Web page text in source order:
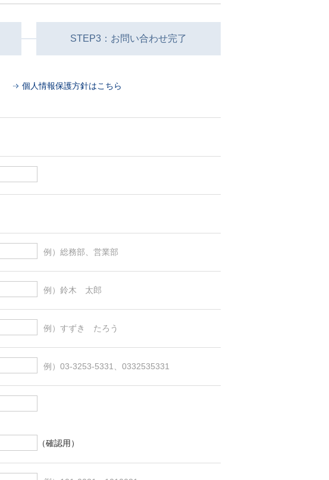
STEP3：お問い合わせ完了
個人情報保護方針はこちら
例）総務部、営業部
例）鈴木 太郎
例）すずき たろう
例）03-3253-5331、0332535331
（確認用）